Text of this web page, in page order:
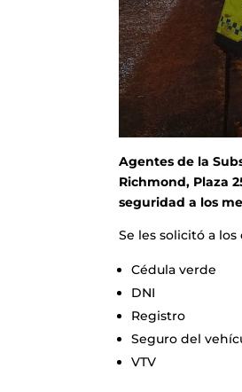
Agentes de la
Richmond, Plaza
seguridad a los
Se les solicitó a
Cédula verde
DNI
Registro
Seguro del
VTV